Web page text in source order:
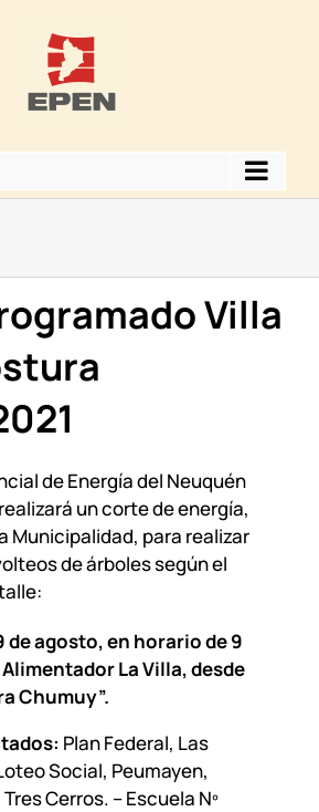
Villa
de Energía del Neuquén
un corte de energía,
Municipalidad, para realizar
de árboles según el
de agosto, en horario de 9
Alimentador La Villa, desde
Chumuy”.
Plan Federal, Las
Social, Peumayen,
Cerros. – Escuela Nº